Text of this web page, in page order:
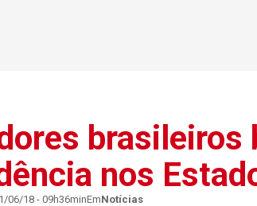
brasileiros
nos
06/18 - 09h36minEmNotícias